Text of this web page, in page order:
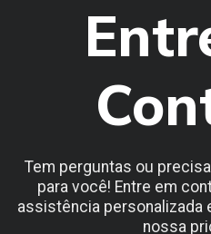
Tem perguntas ou
para você! Entre em
assistência personalizada
nossa